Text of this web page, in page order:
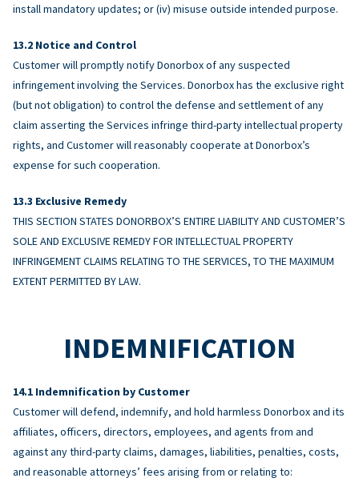
install mandatory updates; or (iv) misuse outside intended purpose.
Notice and Control
Customer will promptly notify Donorbox of any suspected
infringement involving the Services. Donorbox has the exclusive right
(but not obligation) to control the defense and settlement of any
claim asserting the Services infringe third-party intellectual property
rights, and Customer will reasonably cooperate at Donorbox’s
expense for such cooperation.
Exclusive Remedy
THIS SECTION STATES DONORBOX’S ENTIRE LIABILITY AND CUSTOMER’S
SOLE AND EXCLUSIVE REMEDY FOR INTELLECTUAL PROPERTY
INFRINGEMENT CLAIMS RELATING TO THE SERVICES, TO THE MAXIMUM
EXTENT PERMITTED BY LAW.
INDEMNIFICATION
Indemnification by Customer
Customer will defend, indemnify, and hold harmless Donorbox and its
affiliates, officers, directors, employees, and agents from and
against any third-party claims, damages, liabilities, penalties, costs,
and reasonable attorneys’ fees arising from or relating to: